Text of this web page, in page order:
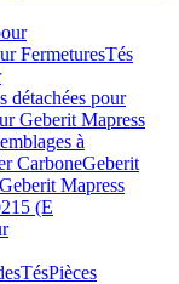
FermeturesTés
détachées pour
Geberit Mapress
à
CarboneGeberit
Mapress
(E
TésPièces